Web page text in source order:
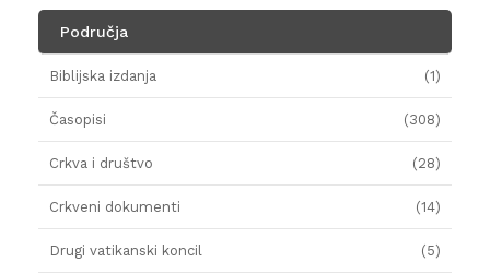
Područja
Biblijska izdanja (1)
Časopisi (308)
Crkva i društvo (28)
Crkveni dokumenti (14)
Drugi vatikanski koncil (5)